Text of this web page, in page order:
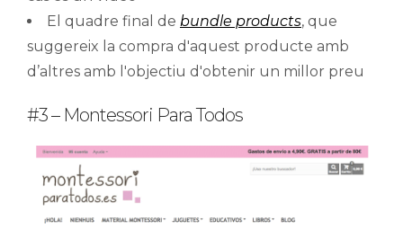
El quadre final de bundle products, que
suggereix la compra d'aquest producte amb
d’altres amb l'objectiu d'obtenir un millor preu
#3 – Montessori Para Todos